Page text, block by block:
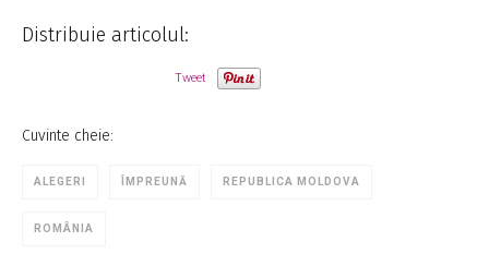
Distribuie articolul:
Tweet
Cuvinte cheie:
ALEGERI ÎMPREUNĂ REPUBLICA MOLDOVA
ROMÂNIA